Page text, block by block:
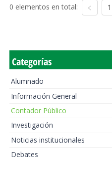
0 elementos en total: 1
Categorías
Alumnado
Información General
Contador Público
Investigación
Noticias institucionales
Debates